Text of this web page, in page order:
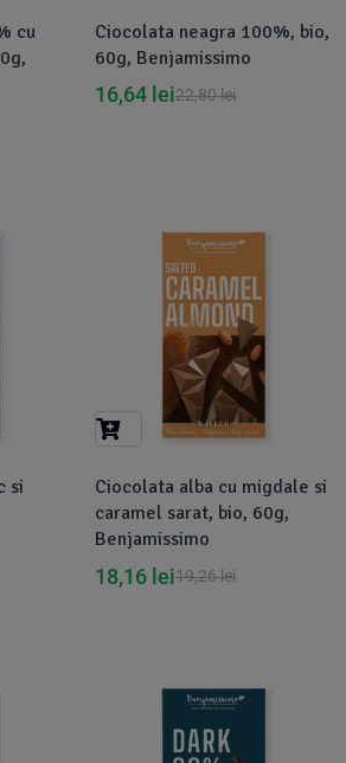
cu
Ciocolata neagra 100%, bio,
60g, Benjamissimo
22,80lei
16,64 lei
si
Ciocolata alba cu migdale si
caramel sarat, bio, 60g,
Benjamissimo
19,26lei
18,16 lei